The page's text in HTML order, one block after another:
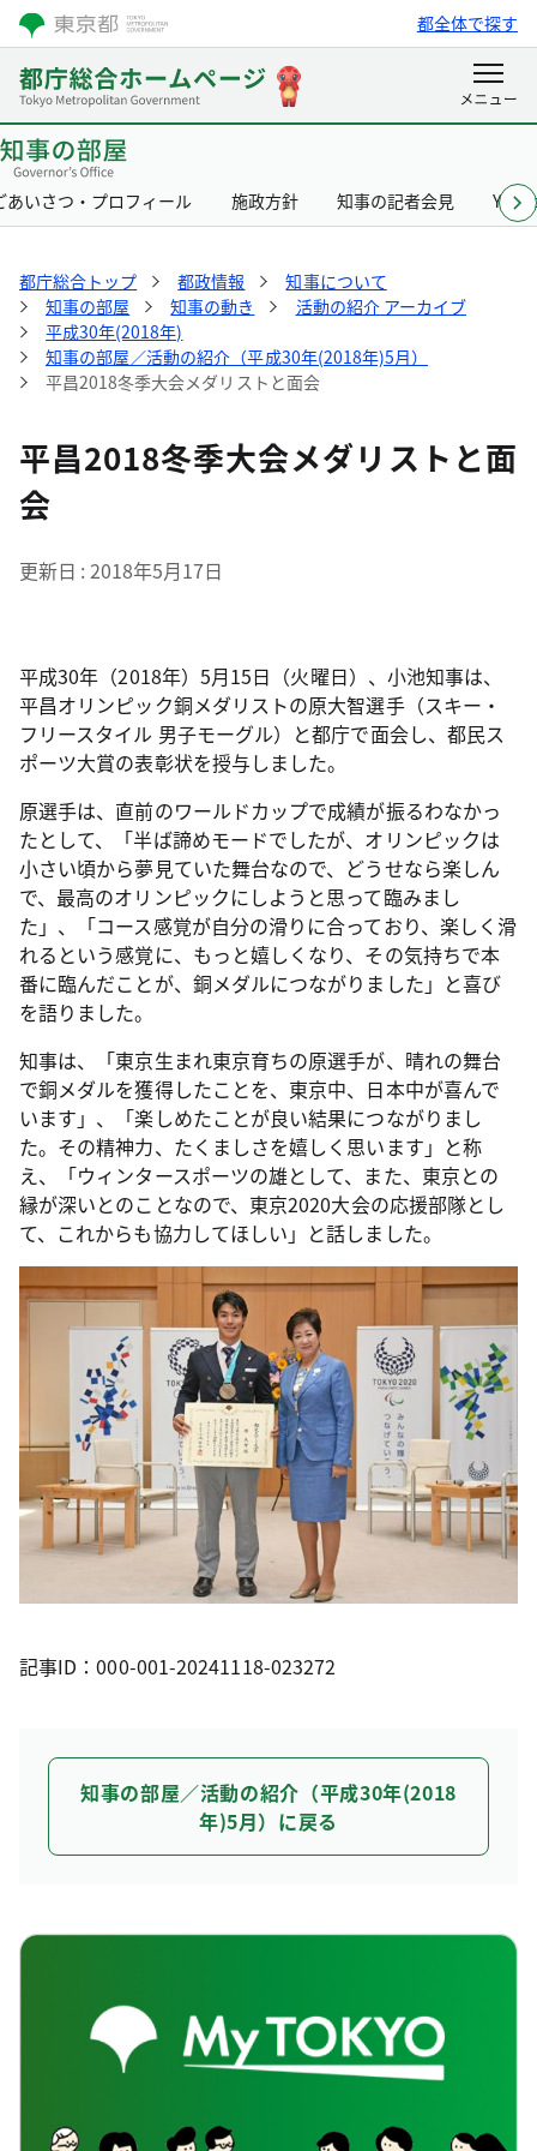
都全体で探す
あいさつ・プロフィール 施政方針 知事の記者会見
都庁総合トップ 都政情報
知事について
知事の部屋
知事の動き
活動の紹介 アーカイブ
平成30年(2018年)
知事の部屋／活動の紹介（平成30年(2018年)5月）
平昌2018冬季大会メダリストと面会
平昌2018冬季大会メダリストと面
会
更新日 2018年5月17日
平成30年（2018年）5月15日（火曜日）、小池知事は、
平昌オリンピック銅メダリストの原大智選手（スキー・
フリースタイル 男子モーグル）と都庁で面会し、都民ス
ポーツ大賞の表彰状を授与しました。
原選手は、直前のワールドカップで成績が振るわなかっ
たとして、「半ば諦めモードでしたが、オリンピックは
小さい頃から夢見ていた舞台なので、どうせなら楽しん
で、最高のオリンピックにしようと思って臨みまし
た」、「コース感覚が自分の滑りに合っており、楽しく滑
れるという感覚に、もっと嬉しくなり、その気持ちで本
番に臨んだことが、銅メダルにつながりました」と喜び
を語りました。
知事は、「東京生まれ東京育ちの原選手が、晴れの舞台
で銅メダルを獲得したことを、東京中、日本中が喜んで
います」、「楽しめたことが良い結果につながりまし
た。その精神力、たくましさを嬉しく思います」と称
え、「ウィンタースポーツの雄として、また、東京との
縁が深いとのことなので、東京2020大会の応援部隊とし
て、これからも協力してほしい」と話しました。
記事ID：000-001-20241118-023272
知事の部屋／活動の紹介（平成30年(2018
年)5月）に戻る